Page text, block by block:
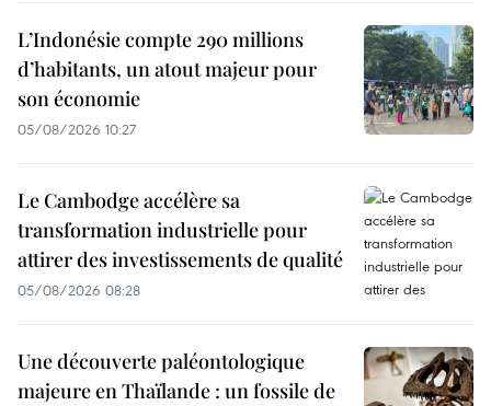
L’Indonésie compte 290 millions
d’habitants, un atout majeur pour
son économie
05/08/2026 10:27
Le Cambodge accélère sa
transformation industrielle pour
attirer des investissements de qualité
05/08/2026 08:28
Une découverte paléontologique
majeure en Thaïlande : un fossile de